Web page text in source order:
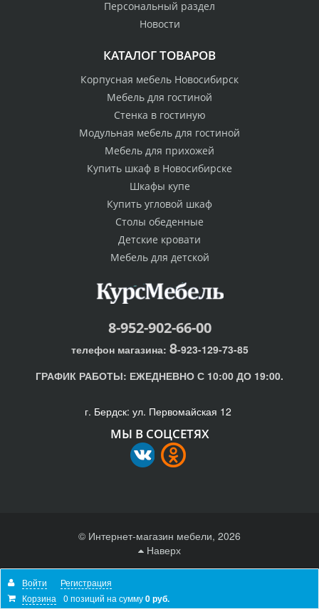
Персональный раздел
Новости
КАТАЛОГ ТОВАРОВ
Корпусная мебель Новосибирск
Мебель для гостиной
Стенка в гостиную
Модульная мебель для гостиной
Мебель для прихожей
Купить шкаф в Новосибирске
Шкафы купе
Купить угловой шкаф
Столы обеденные
Детские кровати
Мебель для детской
8-952-902-66-00
телефон магазина: 8-923-129-73-85
ГРАФИК РАБОТЫ: ЕЖЕДНЕВНО С 10:00 ДО 19:00.
г. Бердск: ул. Первомайская 12
МЫ В СОЦСЕТЯХ
© Интернет-магазин мебели, 2026
Наверх
Отправляя любую форму на сайте, вы соглашаетесь с
политикой конфиденциальности
Войти
Регистрация
Корзина
0 позиций на сумму0 руб.